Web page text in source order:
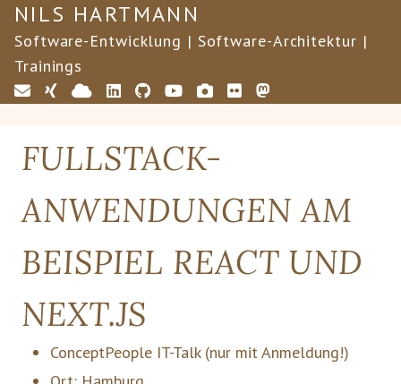
NILS HARTMANN
Software-Entwicklung | Software-Architektur |
Trainings
FULLSTACK-
ANWENDUNGEN AM
BEISPIEL REACT UND
NEXT.JS
ConceptPeople IT-Talk (nur mit Anmeldung!)